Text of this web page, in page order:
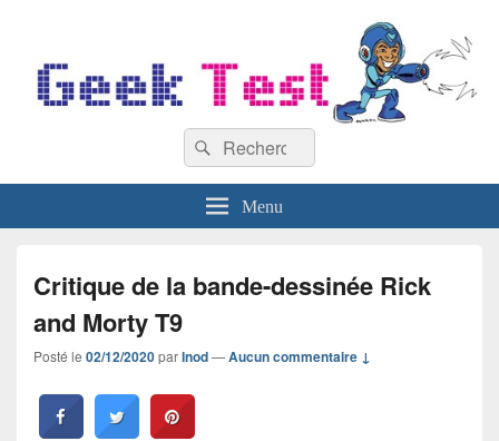
Recherche :
Rechercher
Menu
Critique de la bande-dessinée Rick
and Morty T9
Posté le 02/12/2020parInod—Aucun commentaire ↓